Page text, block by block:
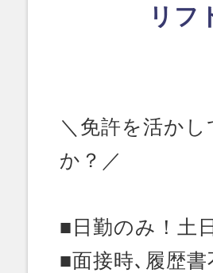
リフ
＼免許を活か
か？／
■日勤のみ！土
■面接時､履歴書